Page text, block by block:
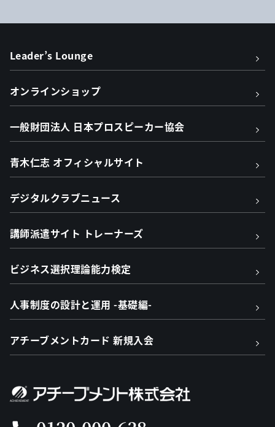
Leader’s Lounge
オンラインショップ
一般財団法人 日本プロスピーカー協会
青木仁志 オフィシャルサイト
デジタルクラブニュース
講師派遣サイト トレーナーズ
ビジネス選択理論能力検定
人事制度の設計と運用 -基礎編-
アチーブメントカード 新規入会